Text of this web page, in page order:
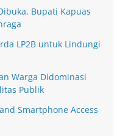
Bupati Kapuas
LP2B untuk Lindungi
Warga Didominasi
Publik
Smartphone Access